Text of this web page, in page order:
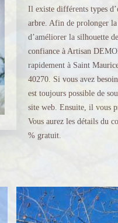
Il existe différents types
arbre. Afin de prolonger la
d’améliorer la silhouette
confiance à Artisan
rapidement à Saint
40270. Si vous avez
est toujours possible de
site web. Ensuite, il vous
Vous aurez les détails du
% gratuit.